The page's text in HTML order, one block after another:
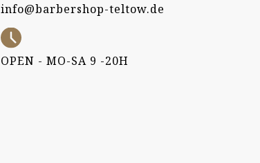
info@barbershop-teltow.de
OPEN - MO-SA 9 -20H